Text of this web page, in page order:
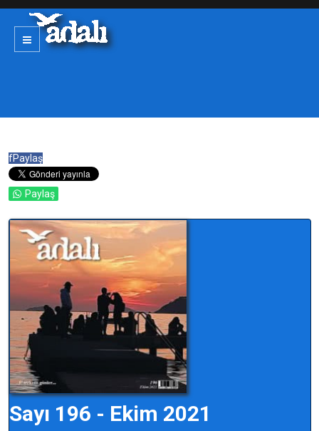
fPaylaş
Paylaş
Sayı 196 - Ekim 2021